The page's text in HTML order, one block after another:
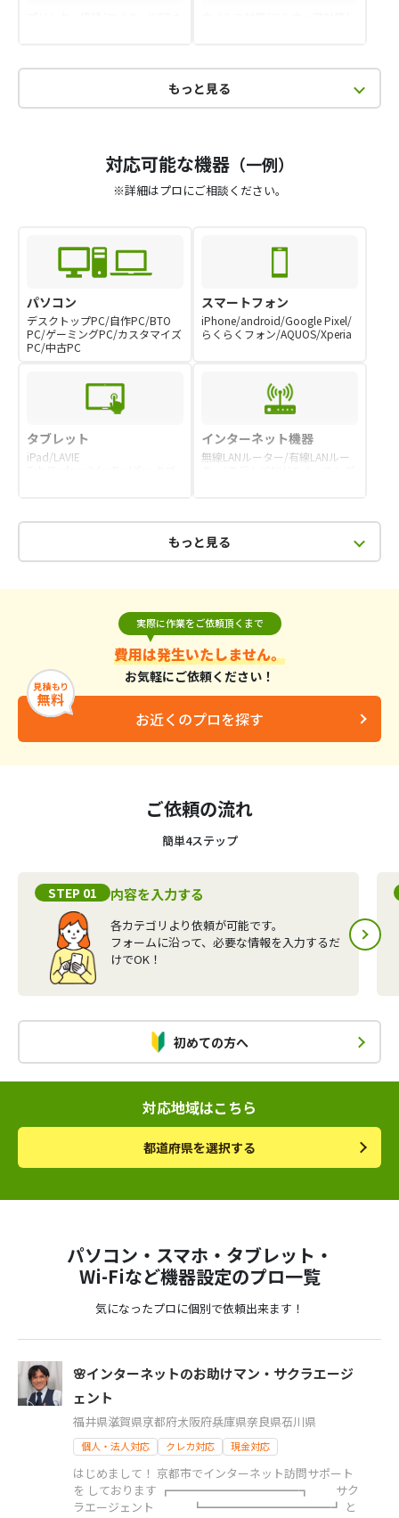
もっと見る
対応可能な機器 （一例）
※詳細はプロにご相談ください。
パソコン
デスクトップPC/自作PC/BTO
PC/ゲーミングPC/カスタマイズ
PC/中古PC
スマートフォン
iPhone/android/Google Pixel/
らくらくフォン/AQUOS/Xperia
タブレット
iPad/LAVIE
インターネット機器
無線LANルーター/有線LANルー
もっと見る
実際に作業をご依頼頂くまで
費用は発生いたしません。
お気軽にご依頼ください！
お近くのプロを探す
ご依頼の流れ
簡単4ステップ
STEP 01 内容を入力する
各カテゴリより依頼が可能です。
フォームに沿って、必要な情報を入力するだ
けでOK！
初めての方へ
対応地域はこちら
都道府県を選択する
パソコン・スマホ・タブレット・
Wi-Fiなど機器設定のプロ一覧
気になったプロに個別で依頼出来ます！
🌸インターネットのお助けマン・サクラエージ
ェント
福井県滋賀県京都府大阪府兵庫県奈良県石川県
個人・法人対応 クレカ対応 現金対応
はじめまして！ 京都市でインターネット訪問サポート
を しております ┏━━━━━━━━━━━┓ サク
ラエージェント ┗━━━━━━━━━━━┛ と